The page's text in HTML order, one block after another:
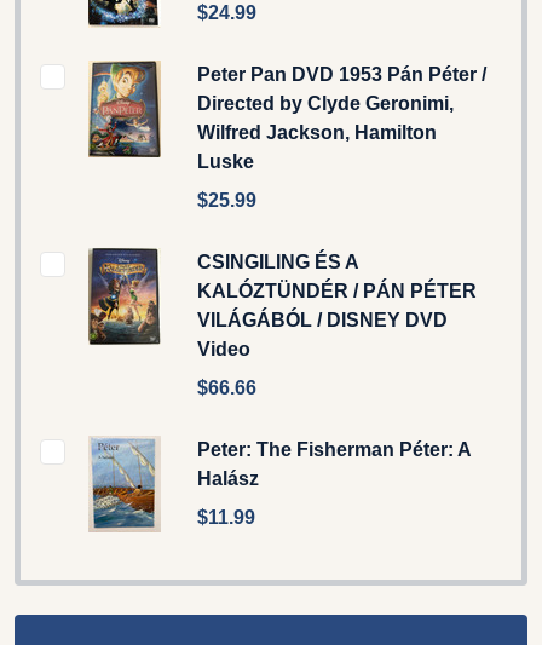
$24.99
Peter Pan DVD 1953 Pán Péter /
Directed by Clyde Geronimi,
Wilfred Jackson, Hamilton
Luske
$25.99
CSINGILING ÉS A
KALÓZTÜNDÉR / PÁN PÉTER
VILÁGÁBÓL / DISNEY DVD
Video
$66.66
Peter: The Fisherman Péter: A
Halász
$11.99